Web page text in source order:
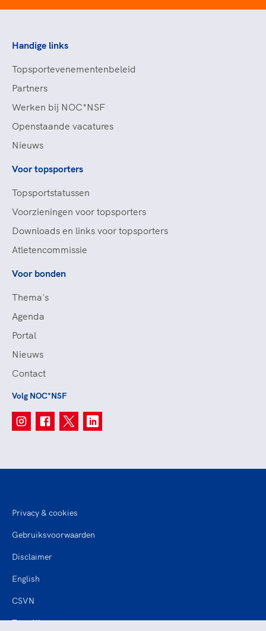
Handige links
Topsportevenementenbeleid
Partners
Werken bij NOC*NSF
Openstaande vacatures
Nieuws
Voor topsporters
Topsportstatussen
Voorzieningen voor topsporters
Downloads en links voor topsporters
Atletencommissie
Voor bonden
Thema's
Agenda
Portal
Nieuws
Contact
Volg NOC*NSF
Privacy & cookies
Gebruiksvoorwaarden
Disclaimer
English
CSVN
TeamNL